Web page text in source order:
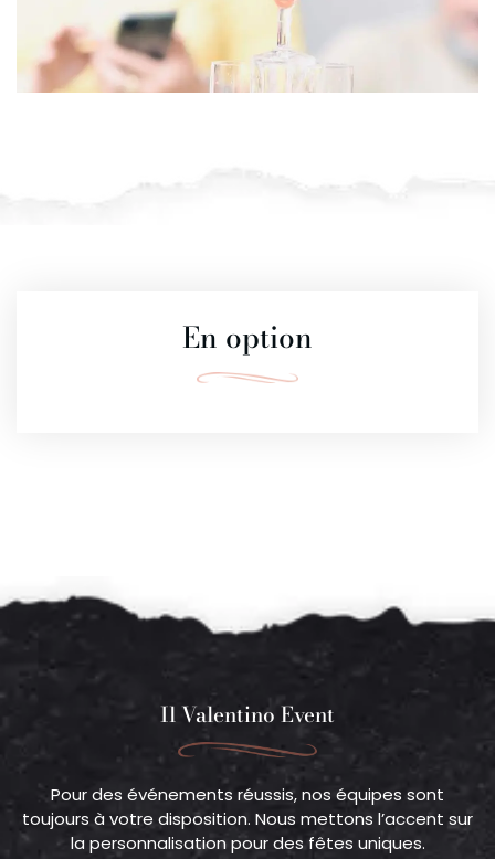
En option
Il Valentino Event
Pour des événements réussis, nos équipes sont
toujours à votre disposition. Nous mettons l’accent sur
la personnalisation pour des fêtes uniques.